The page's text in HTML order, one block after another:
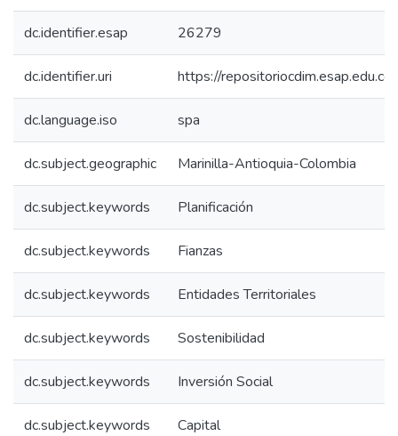
dc.identifier.esap 26279
dc.identifier.uri https://
dc.language.iso spa
dc.subject.geographic Marinilla-Antioquia-Colombia
dc.subject.keywords Planificación
dc.subject.keywords Fianzas
dc.subject.keywords Entidades Territoriales
dc.subject.keywords Sostenibilidad
dc.subject.keywords Inversión Social
dc.subject.keywords Capital